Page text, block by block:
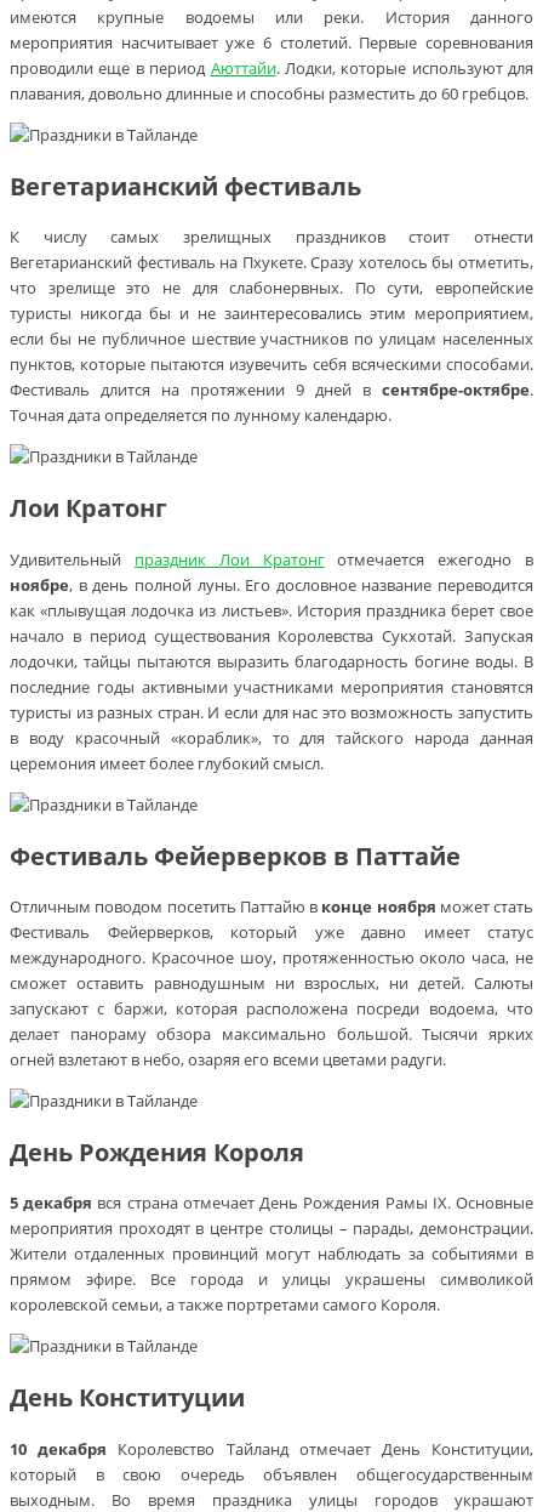
имеются крупные водоемы или реки. История данного
мероприятия насчитывает уже 6 столетий. Первые соревнования
проводили еще в период Аюттайи. Лодки, которые используют для
плавания, довольно длинные и способны разместить до 60 гребцов.
Вегетарианский фестиваль
К числу самых зрелищных праздников стоит отнести
Вегетарианский фестиваль на Пхукете. Сразу хотелось бы отметить,
что зрелище это не для слабонервных. По сути, европейские
туристы никогда бы и не заинтересовались этим мероприятием,
если бы не публичное шествие участников по улицам населенных
пунктов, которые пытаются изувечить себя всяческими способами.
Фестиваль длится на протяжении 9 дней в сентябре-октябре.
Точная дата определяется по лунному календарю.
Лои Кратонг
Удивительный праздник Лои Кратонготмечается ежегодно в
ноябре, в день полной луны. Его дословное название переводится
как «плывущая лодочка из листьев». История праздника берет свое
начало в период существования Королевства Сукхотай. Запуская
лодочки, тайцы пытаются выразить благодарность богине воды. В
последние годы активными участниками мероприятия становятся
туристы из разных стран. И если для нас это возможность запустить
в воду красочный «кораблик», то для тайского народа данная
церемония имеет более глубокий смысл.
Фестиваль Фейерверков в Паттайе
Отличным поводом посетить Паттайю в конце ноября может стать
Фестиваль Фейерверков, который уже давно имеет статус
международного. Красочное шоу, протяженностью около часа, не
сможет оставить равнодушным ни взрослых, ни детей. Салюты
запускают с баржи, которая расположена посреди водоема, что
делает панораму обзора максимально большой. Тысячи ярких
огней взлетают в небо, озаряя его всеми цветами радуги.
День Рождения Короля
5 декабря вся страна отмечает День Рождения Рамы IX. Основные
мероприятия проходят в центре столицы – парады, демонстрации.
Жители отдаленных провинций могут наблюдать за событиями в
прямом эфире. Все города и улицы украшены символикой
королевской семьи, а также портретами самого Короля.
День Конституции
10 декабря Королевство Тайланд отмечает День Конституции,
который в свою очередь объявлен общегосударственным
выходным. Во время праздника улицы городов украшают